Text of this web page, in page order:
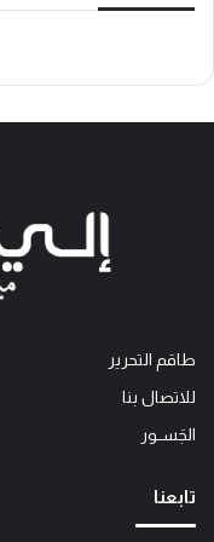
طاقم التحرير
للاتصال بنا
الجَســور
تابعنا